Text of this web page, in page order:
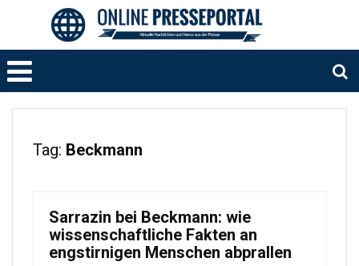
Tag: Beckmann
Sarrazin bei Beckmann: wie
wissenschaftliche Fakten an
engstirnigen Menschen abprallen